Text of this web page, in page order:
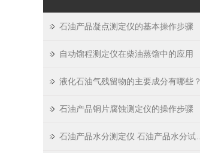
石油产品凝点测定仪的基本操作步骤
自动馏程测定仪在柴油蒸馏中的应用
液化石油气残留物的主要成分有哪些？
石油产品铜片腐蚀测定仪的操作步骤